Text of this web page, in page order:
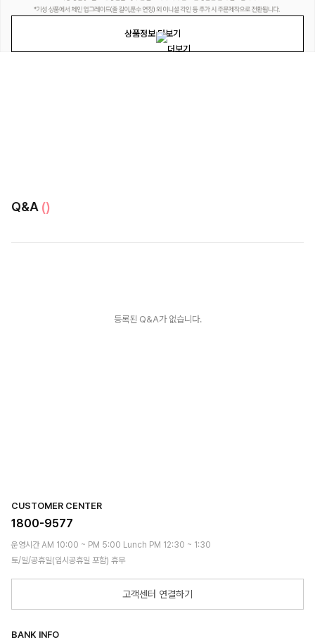
상품정보 더보기
Q&A ()
등록된 Q&A가 없습니다.
CUSTOMER CENTER
1800-9577
운영시간 AM 10:00 ~ PM 5:00 Lunch PM 12:30 ~ 1:30
토/일/공휴일(임시공휴일 포함) 휴무
고객센터 연결하기
BANK INFO